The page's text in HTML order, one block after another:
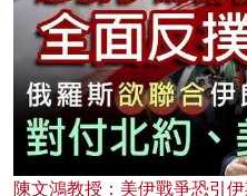
陳文鴻教授：美伊戰爭恐引